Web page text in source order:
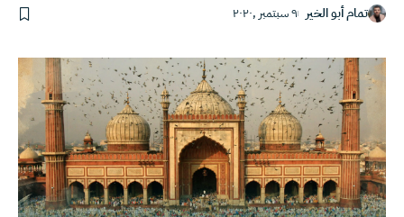
تمام أبو الخير ٩ سبتمبر ,٢٠٢٠